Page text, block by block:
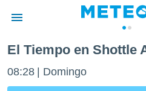
de
El Tiempo en Shottle
08:28 Domingo